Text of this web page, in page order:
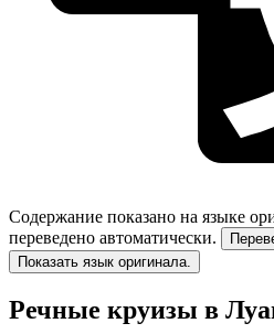
Содержание показано на языке
переведено автоматически.
Показать язык оригинала.
Речные круизы в